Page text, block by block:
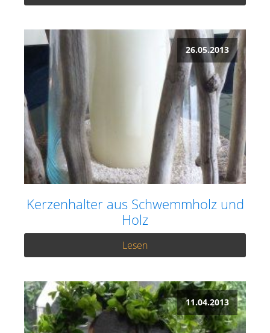
26.05.2013
Kerzenhalter aus Schwemmholz und
Holz
Lesen
11.04.2013